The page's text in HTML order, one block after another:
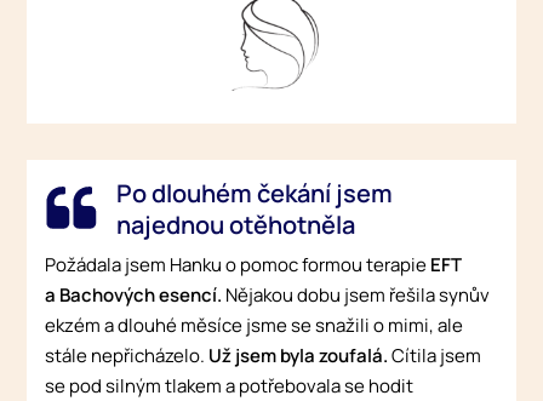
Po dlouhém čekání jsem
najednou otěhotněla
Požádala jsem Hanku o pomoc formou terapieEFT
a Bachových esencí. Nějakou dobu jsem řešila synův
ekzém a dlouhé měsíce jsme se snažili o mimi, ale
stále nepřicházelo. Už jsem byla zoufalá.Cítila jsem
se pod silným tlakem a potřebovala se hodit